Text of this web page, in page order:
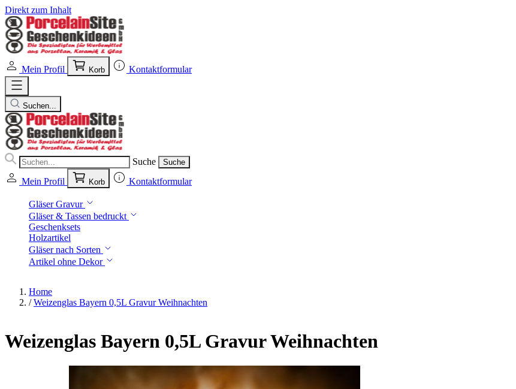
Direkt zum Inhalt
Mein Profil Korb Kontaktformular
Suchen...
Suche Suche
Mein Profil Korb Kontaktformular
Gläser Gravur
Gläser & Tassen bedruckt
Geschenksets
Holzartikel
Gläser nach Sorten
Artikel ohne Dekor
Home
/ Weizenglas Bayern 0,5L Gravur Weihnachten
Weizenglas Bayern 0,5L Gravur Weihnachten